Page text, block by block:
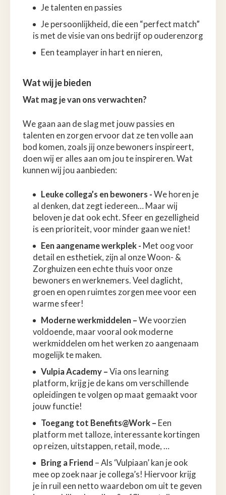
Je talenten en passies
Je persoonlijkheid, die een “perfect match”
is met de visie van ons bedrijf op ouderenzorg
Een teamplayer in hart en nieren,
Wat wij je bieden
Wat mag je van ons verwachten?
We gaan aan de slag met jouw passies en
talenten en zorgen ervoor dat ze ten volle aan
bod komen, zoals jij onze bewoners inspireert,
doen wij er alles aan om jou te inspireren. Wat
kunnen wij jou aanbieden:
Leuke collega’s en bewoners - We horen je
al denken, dat zegt iedereen… Maar wij
beloven je dat ook echt. Sfeer en gezelligheid
is een prioriteit, voor minder gaan we niet!
Een aangename werkplek - Met oog voor
detail en esthetiek, zijn al onze Woon- &
Zorghuizen een echte thuis voor onze
bewoners en werknemers. Veel daglicht,
groen en open ruimtes zorgen mee voor een
warme sfeer!
Moderne werkmiddelen – We voorzien
voldoende, maar vooral ook moderne
werkmiddelen om het werken zo aangenaam
mogelijk te maken.
Vulpia Academy – Via ons learning
platform, krijg je de kans om verschillende
opleidingen te volgen op maat gemaakt voor
jouw functie!
Toegang tot Benefits@Work – Een
platform met talloze, interessante kortingen
op reizen, uitstappen, retail, mode, …
Bring a Friend – Als ‘Vulpiaan’ kan je ook
mee op zoek naar je collega’s! Hiervoor krijg
je in ruil een netto waardebon om uit te geven